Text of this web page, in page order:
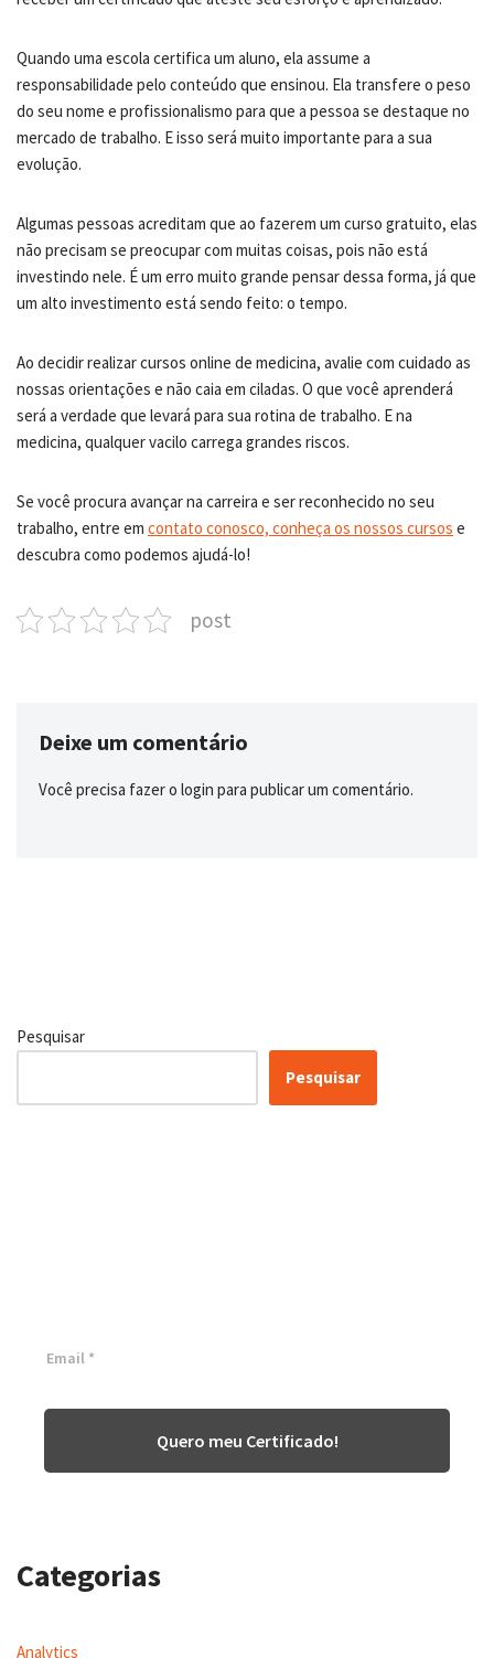
Quando uma escola certifica um aluno, ela assume a
responsabilidade pelo conteúdo que ensinou. Ela transfere o peso
do seu nome e profissionalismo para que a pessoa se destaque no
mercado de trabalho. E isso será muito importante para a sua
evolução.
Algumas pessoas acreditam que ao fazerem um curso gratuito, elas
não precisam se preocupar com muitas coisas, pois não está
investindo nele. É um erro muito grande pensar dessa forma, já que
um alto investimento está sendo feito: o tempo.
Ao decidir realizar cursos online de medicina, avalie com cuidado as
nossas orientações e não caia em ciladas. O que você aprenderá
será a verdade que levará para sua rotina de trabalho. E na
medicina, qualquer vacilo carrega grandes riscos.
Se você procura avançar na carreira e ser reconhecido no seu
trabalho, entre em contato conosco, conheça os nossos cursos e
descubra como podemos ajudá-lo!
post
Deixe um comentário
Você precisa fazer o login para publicar um comentário.
Pesquisar
Pesquisar
Quero meu Certificado!
Categorias
Analytics